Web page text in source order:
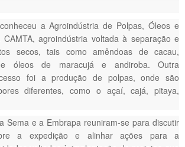
a Agroindústria de Polpas, Óleos e
agroindústria voltada à separação e
secos, tais como amêndoas de cacau,
e óleos de maracujá e andiroba. Outra
foi a produção de polpas, onde são
diferentes, como o açaí, cajá, pitaya,
Sema e a Embrapa reuniram-se para discutir
a expedição e alinhar ações para a